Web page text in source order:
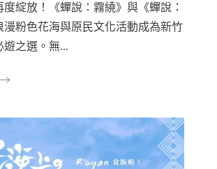
綻放！《蟬說：霧繞》與《蟬說：
漫粉色花海與原民文化活動成為新竹
遊之選。無...